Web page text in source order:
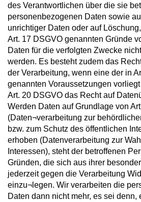
des Verantwortlichen über die sie
personenbezogenen Daten sowie
unrichtiger Daten oder auf
Art. 17 DSGVO genannten Gründe
Daten für die verfolgten Zwecke
werden. Es besteht zudem das
der Verarbeitung, wenn eine der in
genannten Voraussetzungen
Art. 20 DSGVO das Recht auf
Werden Daten auf Grundlage von
(Daten¬verarbeitung zur
bzw. zum Schutz des öffentlichen
erhoben (Datenverarbeitung zur
Interessen), steht der betroffenen
Gründen, die sich aus ihrer
jederzeit gegen die Verarbeitung
einzu¬legen. Wir verarbeiten die
Daten dann nicht mehr, es sei